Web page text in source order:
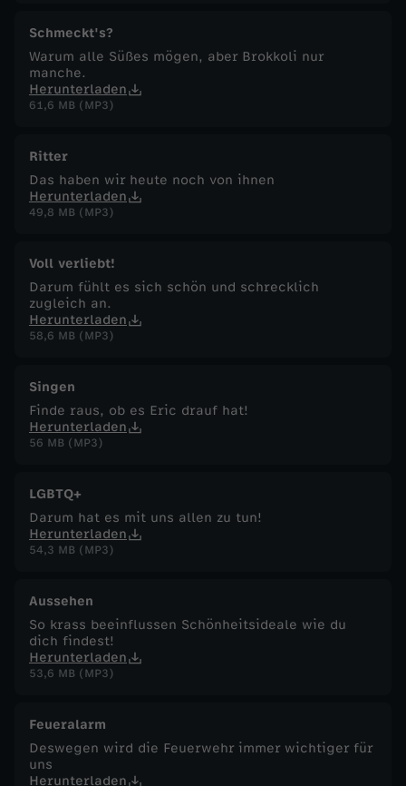
Schmeckt's?
Warum alle Süßes mögen, aber Brokkoli nur
manche.
Herunterladen
61,6 MB (MP3)
Ritter
Das haben wir heute noch von ihnen
Herunterladen
49,8 MB (MP3)
Voll verliebt!
Darum fühlt es sich schön und schrecklich
zugleich an.
Herunterladen
58,6 MB (MP3)
Singen
Finde raus, ob es Eric drauf hat!
Herunterladen
56 MB (MP3)
LGBTQ+
Darum hat es mit uns allen zu tun!
Herunterladen
54,3 MB (MP3)
Aussehen
So krass beeinflussen Schönheitsideale wie du
dich findest!
Herunterladen
53,6 MB (MP3)
Feueralarm
Deswegen wird die Feuerwehr immer wichtiger für
uns
Herunterladen